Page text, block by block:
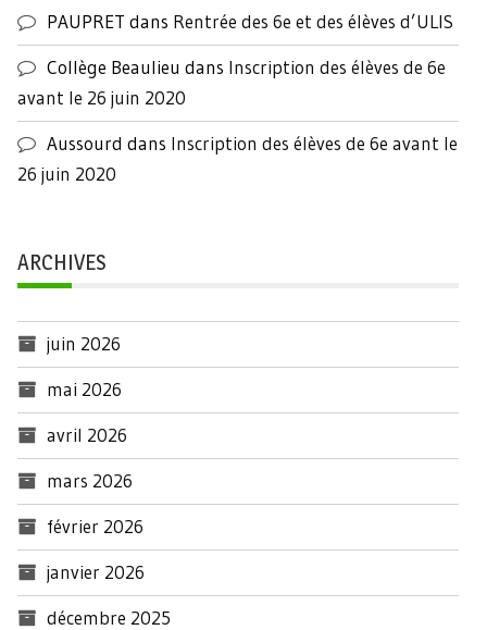
PAUPRET dans Rentrée des 6e et des élèves d’ULIS
Collège Beaulieu dans Inscription des élèves de 6e
avant le 26 juin 2020
Aussourd dans Inscription des élèves de 6e avant le
26 juin 2020
ARCHIVES
juin 2026
mai 2026
avril 2026
mars 2026
février 2026
janvier 2026
décembre 2025